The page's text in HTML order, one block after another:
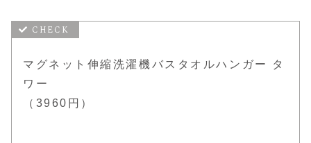
マグネット伸縮洗濯機バスタオルハンガー タ
ワー
（3960円）